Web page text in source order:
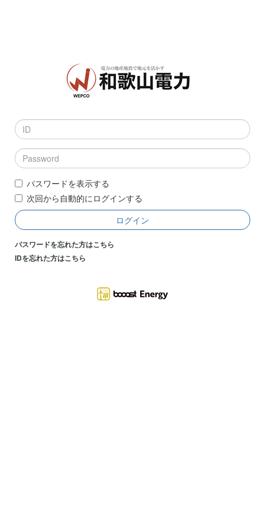
パスワードを表示する
次回から自動的にログインする
ログイン
パスワードを忘れた方はこちら
IDを忘れた方はこちら